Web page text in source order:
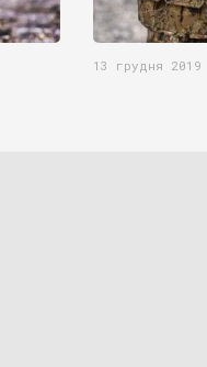
13 грудня 2019